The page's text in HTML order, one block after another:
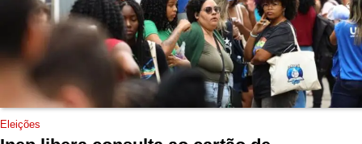
Eleições